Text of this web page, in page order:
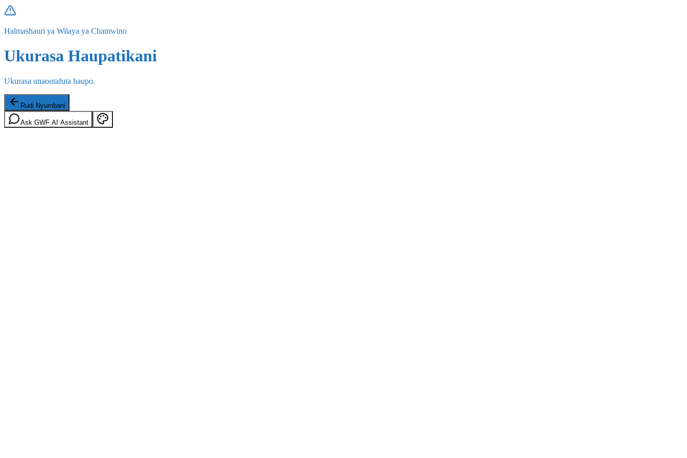
Halmashauri ya Wilaya ya Chamwino
Ukurasa Haupatikani
Ukurasa unaoutafuta haupo.
Rudi Nyumbani
Ask GWF AI Assistant